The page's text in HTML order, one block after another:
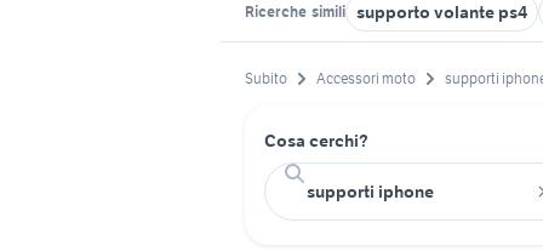
Ricerche simili supporto volante ps4
Subito Accessori moto supporti
Cosa cerchi?